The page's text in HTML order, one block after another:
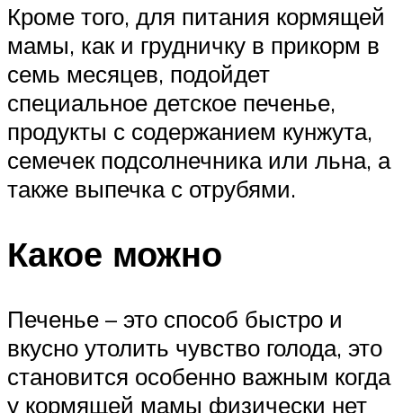
Кроме того, для питания кормящей
мамы, как и грудничку в прикорм в
семь месяцев, подойдет
специальное детское печенье,
продукты с содержанием кунжута,
семечек подсолнечника или льна, а
также выпечка с отрубями.
Какое можно
Печенье – это способ быстро и
вкусно утолить чувство голода, это
становится особенно важным когда
у кормящей мамы физически нет